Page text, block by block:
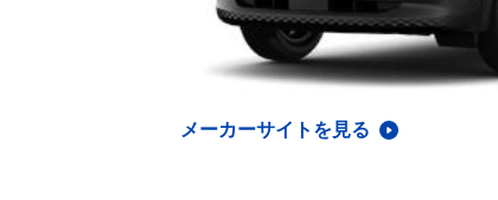
メーカーサイトを見る